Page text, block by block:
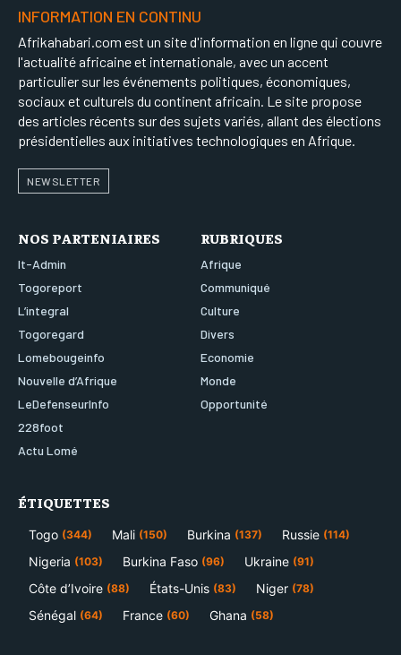
INFORMATION EN CONTINU
Afrikahabari.com est un site d'information en ligne qui couvre
l'actualité africaine et internationale, avec un accent
particulier sur les événements politiques, économiques,
sociaux et culturels du continent africain. Le site propose
des articles récents sur des sujets variés, allant des élections
présidentielles aux initiatives technologiques en Afrique.
NEWSLETTER
NOS PARTENIAIRES
It-Admin
Togoreport
L’integral
Togoregard
Lomebougeinfo
Nouvelle d’Afrique
LeDefenseurInfo
228foot
Actu Lomé
RUBRIQUES
Afrique
Communiqué
Culture
Divers
Economie
Monde
Opportunité
ÉTIQUETTES
Togo (344) Mali (150) Burkina (137) Russie (114)
Nigeria (103) Burkina Faso (96) Ukraine (91)
Côte d’Ivoire (88) États-Unis (83) Niger (78)
Sénégal (64) France (60) Ghana (58)